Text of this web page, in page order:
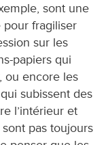
sont une
fragiliser
sur les
papiers qui
ou encore les
subissent des
l’intérieur et
pas toujours